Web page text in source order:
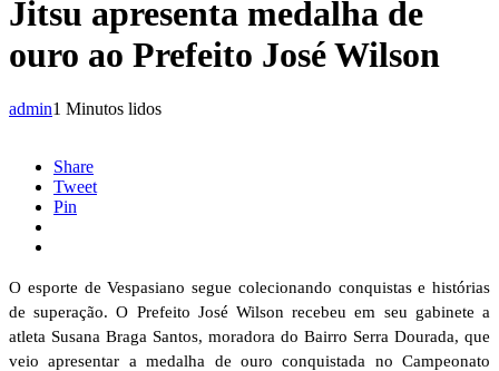
Jitsu apresenta medalha de
ouro ao Prefeito José Wilson
admin1 Minutos lidos
Share
Tweet
Pin
O esporte de Vespasiano segue colecionando conquistas e histórias
de superação. O Prefeito José Wilson recebeu em seu gabinete a
atleta Susana Braga Santos, moradora do Bairro Serra Dourada, que
veio apresentar a medalha de ouro conquistada no Campeonato